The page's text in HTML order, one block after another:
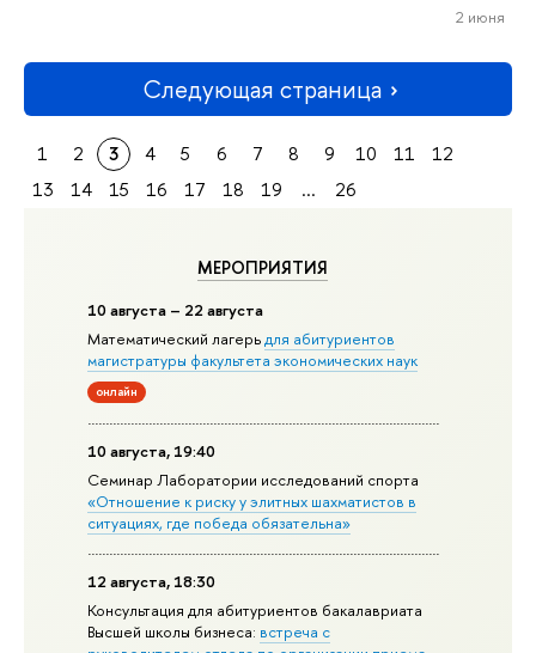
МЕРОПРИЯТИЯ
10 августа – 22 августа
Математический лагерьдля абитуриентов
магистратуры факультета экономических наук
онлайн
10 августа, 19:40
Семинар Лаборатории исследований спорта
«Отношение к риску у элитных шахматистов в
ситуациях, где победа обязательна»
12 августа, 18:30
Консультация для абитуриентов бакалавриата
Высшей школы бизнеса: встреча с
2 июня
Следующая страница
1 2 3 4 5 6 7 8 9 10 11
12
13
14 15 16 17 18 19 ... 26